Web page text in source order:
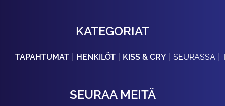
KATEGORIAT
TAPAHTUMAT HENKILÖT KISS & CRY SEURASSA
SEURAA MEITÄ